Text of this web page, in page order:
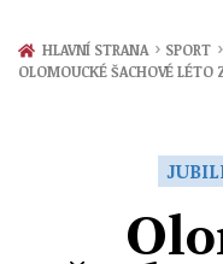
Zprávy
Ekonomika
Ženy
HLAVNÍ STRANA › SPORT ›
OLOMOUCKÉ ŠACHOVÉ LÉTO